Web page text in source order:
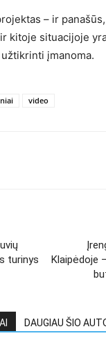
– ir
kitoje situacijoje
įmanoma.
video
turinys
Klaipėdoje
DAUGIAU ŠIO